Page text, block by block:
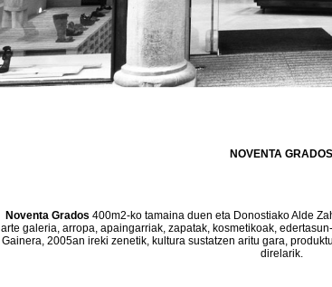
NOVENTA GRADOS
Noventa Grados 400m2-ko tamaina duen eta Donostiako Alde
arte galeria, arropa, apaingarriak, zapatak, kosmetikoak,
Gainera, 2005an ireki zenetik, kultura sustatzen aritu gara,
direlarik.